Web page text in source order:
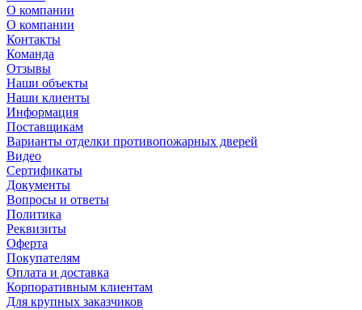
О компании
О компании
Контакты
Команда
Отзывы
Наши объекты
Наши клиенты
Информация
Поставщикам
Варианты отделки противопожарных дверей
Видео
Сертификаты
Документы
Вопросы и ответы
Политика
Реквизиты
Оферта
Покупателям
Оплата и доставка
Корпоративным клиентам
Для крупных заказчиков